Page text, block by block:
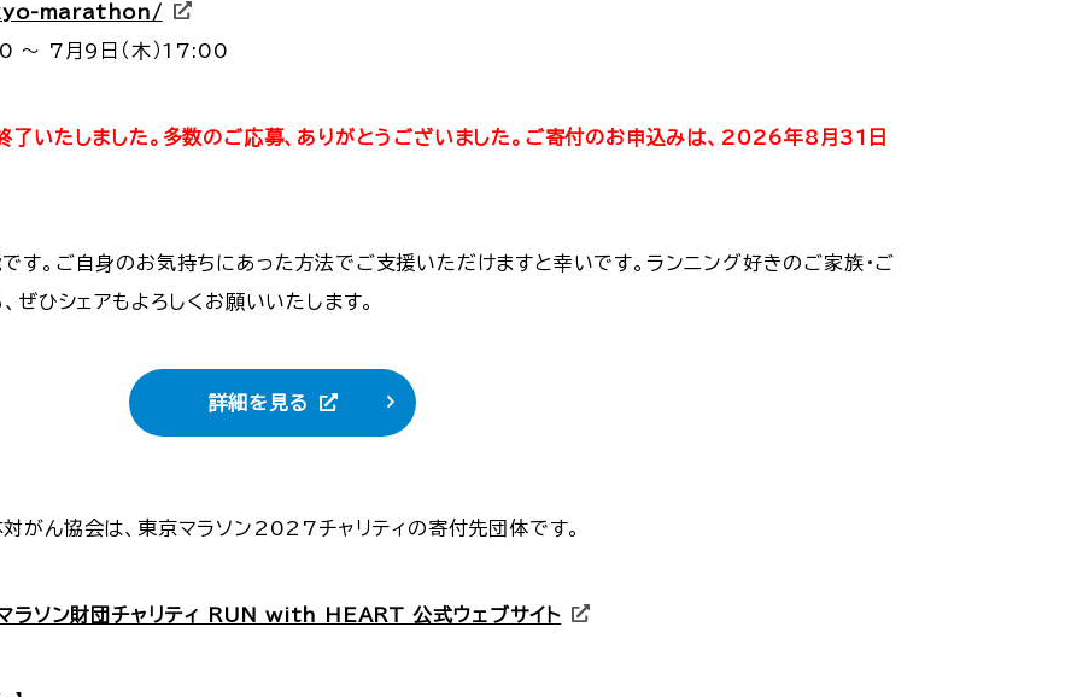
marathon/
〜 7月9日（木）17:00
了いたしました。多数のご応募、ありがとうございました。ご寄付のお申込みは、2026年8月31日
す。ご自身のお気持ちにあった方法でご支援いただけますと幸いです。ランニング好きのご家族・ご
ぜひシェアもよろしくお願いいたします。
詳細を見る
対がん協会は、東京マラソン2027チャリティの寄付先団体です。
ラソン財団チャリティ RUN with HEART 公式ウェブサイト